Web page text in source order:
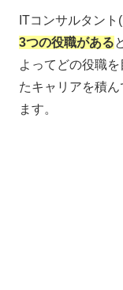
ITコンサルタン
3つの役職がある
よってどの役職
たキャリアを積
ます。